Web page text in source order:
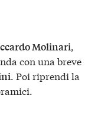
Molinari,
con una breve
. Poi riprendi la